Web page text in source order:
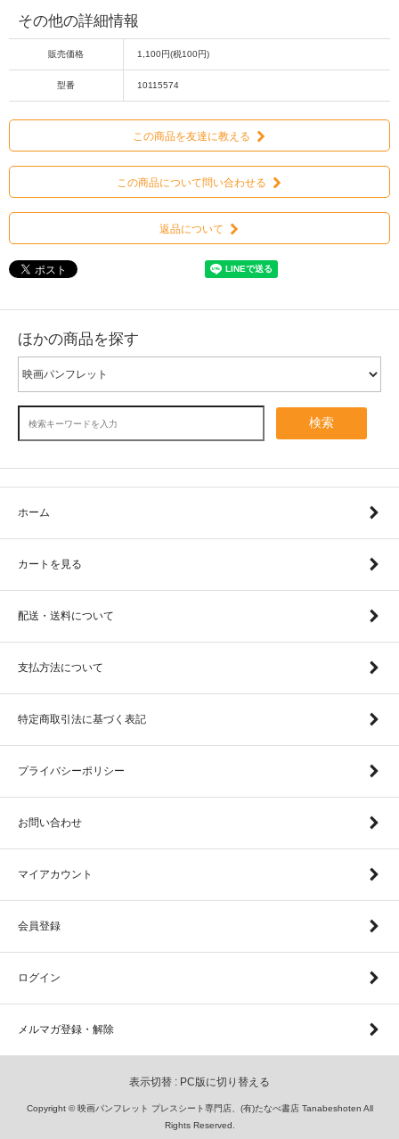
その他の詳細情報
販売価格 1,100円(税100円)
型番 10115574
この商品を友達に教える
この商品について問い合わせる
返品について
ほかの商品を探す
検索
ホーム
カートを見る
配送・送料について
支払方法について
特定商取引法に基づく表記
プライバシーポリシー
お問い合わせ
マイアカウント
会員登録
ログイン
メルマガ登録・解除
表示切替 : PC版に切り替える
Copyright © 映画パンフレット プレスシート専門店、(有)たなべ書店 Tanabeshoten All
Rights Reserved.